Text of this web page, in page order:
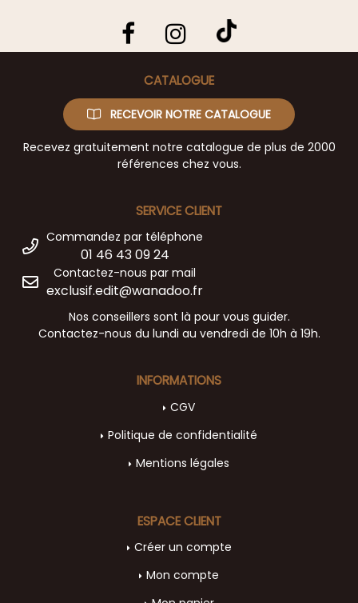
CATALOGUE
RECEVOIR NOTRE CATALOGUE
Recevez gratuitement notre catalogue de plus de 2000
références chez vous.
SERVICE CLIENT
Commandez par téléphone
01 46 43 09 24
Contactez-nous par mail
exclusif.edit@wanadoo.fr
Nos conseillers sont là pour vous guider.
Contactez-nous du lundi au vendredi de 10h à 19h.
INFORMATIONS
CGV
Politique de confidentialité
Mentions légales
ESPACE CLIENT
Créer un compte
Mon compte